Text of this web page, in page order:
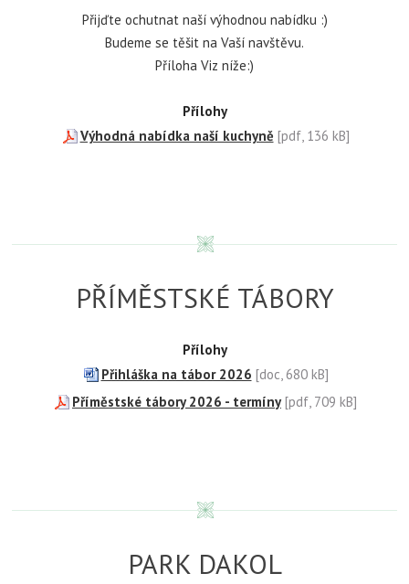
Přijďte ochutnat naší výhodnou nabídku :)
Budeme se těšit na Vaší navštěvu.
Příloha Viz níže:)
Přílohy
Výhodná nabídka naší kuchyně [pdf, 136 kB]
PŘÍMĚSTSKÉ TÁBORY
Přílohy
Přihláška na tábor 2026 [doc, 680 kB]
Příměstské tábory 2026 - termíny[pdf, 709 kB]
PARK DAKOL